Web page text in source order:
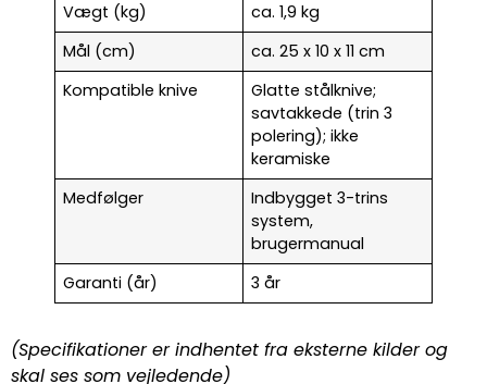
Vægt (kg)
ca. 1,9 kg
Mål (cm)
ca. 25 x 10 x 11 cm
Kompatible knive
Glatte stålknive;
savtakkede (trin 3
polering); ikke
keramiske
Medfølger
Indbygget 3-trins
system,
brugermanual
Garanti (år)
3 år
(Specifikationer er indhentet fra eksterne kilder og
skal ses som vejledende)